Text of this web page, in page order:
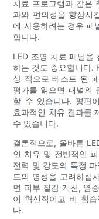
치료 프로그램과 같은
과와 편의성을 향상시
에 사용하려는 경우 패
합니다.
LED 조명 치료 패널을
하는 것도 중요합니다.
상 적으로 테스트 된
평가를 읽으면 패널의
할 수 있습니다. 평판
효과적인 치유 결과를
수 있습니다.
결론적으로, 올바른
인 치유 및 전반적인
전력 및 강도의 특정
드의 명성을 고려하십
면 피부 질감 개선, 염
이 혁신적이고 비 침
다.